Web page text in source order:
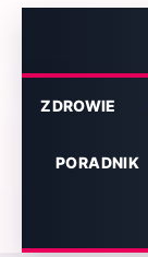
ZDROWIE
PORADNIK